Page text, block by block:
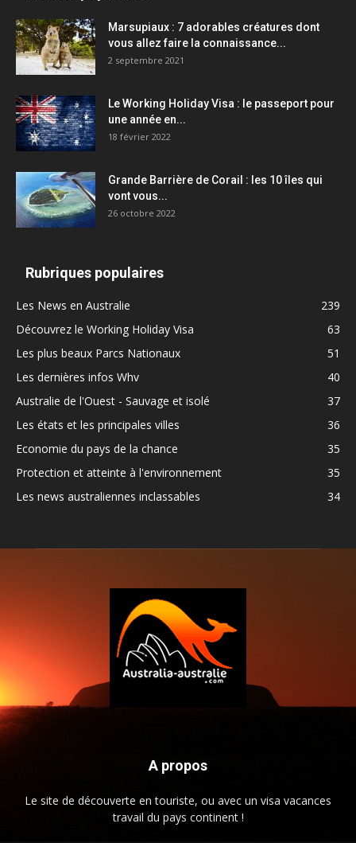
Marsupiaux : 7 adorables créatures dont
vous allez faire la connaissance...
2 septembre 2021
Le Working Holiday Visa : le passeport pour
une année en...
18 février 2022
Grande Barrière de Corail : les 10 îles qui
vont vous...
26 octobre 2022
Rubriques populaires
Les News en Australie
239
Découvrez le Working Holiday Visa
63
Les plus beaux Parcs Nationaux
51
Les dernières infos Whv
40
Australie de l'Ouest - Sauvage et isolé
37
Les états et les principales villes
36
Economie du pays de la chance
35
Protection et atteinte à l'environnement
35
Les news australiennes inclassables
34
A propos
Le site de découverte en touriste, ou avec un visa vacances
travail du pays continent !